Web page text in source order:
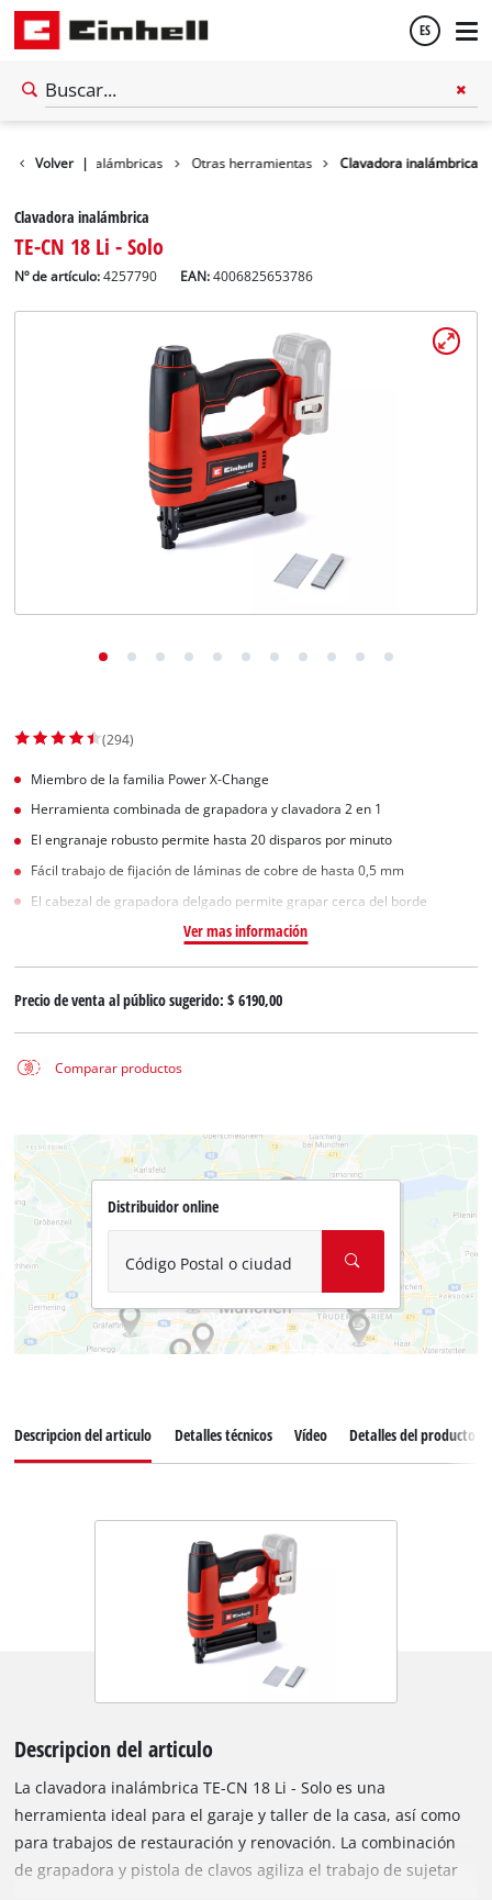
ES
Volver |inalámbricas Otras herramientas Clavadora inalámbrica
Clavadora inalámbrica
TE-CN 18 Li - Solo
Nº de artículo: 4257790 EAN:4006825653786
(294)
Miembro de la familia Power X-Change
Herramienta combinada de grapadora y clavadora 2 en 1
El engranaje robusto permite hasta 20 disparos por minuto
Fácil trabajo de fijación de láminas de cobre de hasta 0,5 mm
El cabezal de grapadora delgado permite grapar cerca del borde
Ver mas información
Precio de venta al público sugerido:$ 6190,00
Comparar productos
Distribuidor online
Código Postal o ciudad
Descripcion del articulo Detalles técnicos Vídeo Detalles del producto
Descripcion del articulo
La clavadora inalámbrica TE-CN 18 Li - Solo es una
herramienta ideal para el garaje y taller de la casa, así como
para trabajos de restauración y renovación. La combinación
de grapadora y pistola de clavos agiliza el trabajo de sujetar